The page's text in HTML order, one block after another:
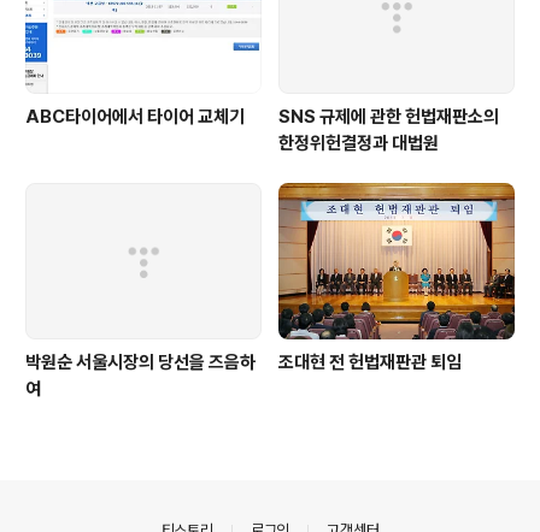
ABC타이어에서 타이어 교체기
SNS 규제에 관한 헌법재판소의
한정위헌결정과 대법원
박원순 서울시장의 당선을 즈음하
여
조대현 전 헌법재판관 퇴임